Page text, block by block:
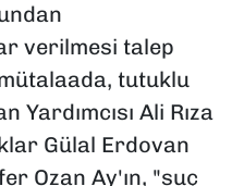
verilmesi talep
tutuklu
Yardımcısı Ali Rıza
Gülal Erdovan
Ozan Ay'ın, "suç